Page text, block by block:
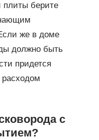
плиты берите
же в доме
должно быть
придется
с
?